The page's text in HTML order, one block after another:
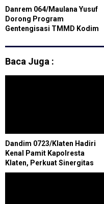
Danrem 064/Maulana Yusuf
Dorong Program
Gentengisasi TMMD Kodim
Kenyamanan Rumah dan
Pengusaha Genteng Lokal
Baca Juga :
Dandim 0723/Klaten Hadiri
Kenal Pamit Kapolresta
Klaten, Perkuat Sinergitas
Forkopimda Untuk Menjaga